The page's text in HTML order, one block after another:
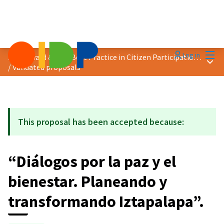
Log in
2020 Award &quot;Best Practice in Citizen Participation&quot;
/Validated proposals
Main
This proposal has been accepted because:
“Diálogos por la paz y el
bienestar. Planeando y
transformando Iztapalapa”.